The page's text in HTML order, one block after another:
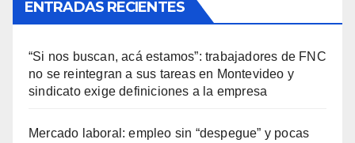
ENTRADAS RECIENTES
“Si nos buscan, acá estamos”: trabajadores de FNC
no se reintegran a sus tareas en Montevideo y
sindicato exige definiciones a la empresa
Mercado laboral: empleo sin “despegue” y pocas